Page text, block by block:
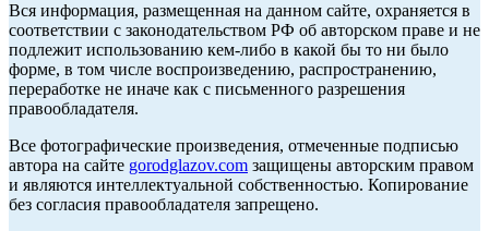
Вся информация, размещенная на данном сайте, охраняется в
соответствии с законодательством РФ об авторском праве и не
подлежит использованию кем-либо в какой бы то ни было
форме, в том числе воспроизведению, распространению,
переработке не иначе как с письменного разрешения
правообладателя.
Все фотографические произведения, отмеченные подписью
автора на сайте gorodglazov.com защищены авторским правом
и являются интеллектуальной собственностью. Копирование
без согласия правообладателя запрещено.